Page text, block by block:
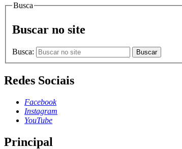
Busca
Buscar no site
Busca: Buscar
Redes Sociais
Facebook
Instagram
YouTube
Principal